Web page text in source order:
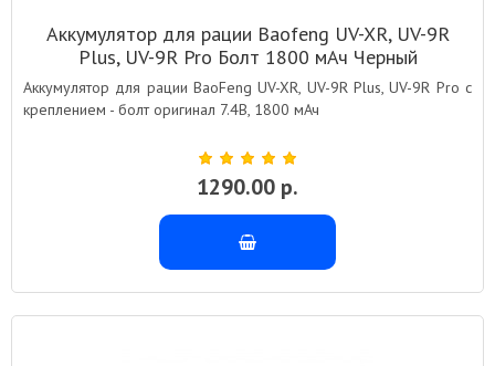
Аккумулятор для рации Baofeng UV-XR, UV-9R
Plus, UV-9R Pro Болт 1800 мАч Черный
Аккумулятор для рации BaoFeng UV-XR, UV-9R Plus, UV-9R Pro с
креплением - болт оригинал 7.4В, 1800 мАч
1290.00 р.